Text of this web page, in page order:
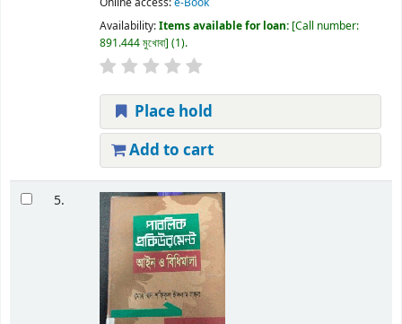
Availability:Items available for loan: Call number:
891.444 মুখোবা (1).
Place hold
Add to cart
5.